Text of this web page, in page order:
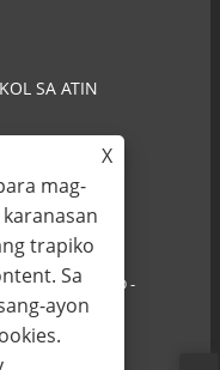
SA ATIN
CO.,LTD -
- All Rights
X
mag-
trapiko
Sa
ayon